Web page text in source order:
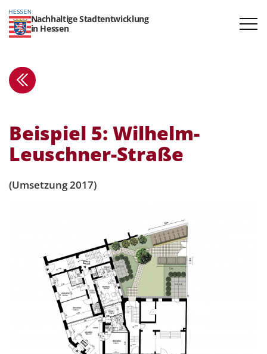
Nachhaltige Stadtentwicklung
in Hessen
Beispiel 5: Wilhelm-
Leuschner-Straße
(Umsetzung 2017)